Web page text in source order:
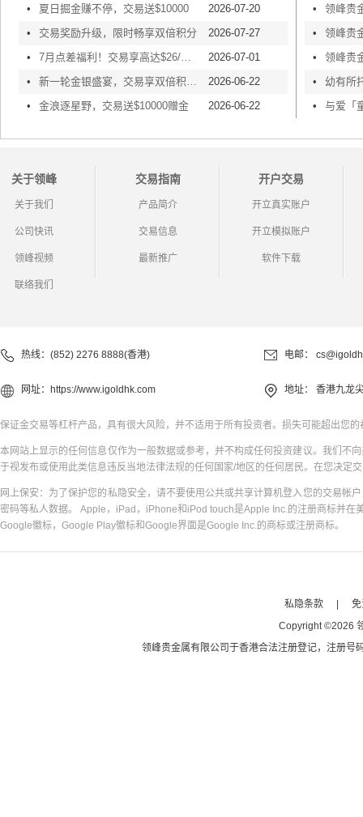
• 夏日掘金赚不停，交易送$10000
2026-07-20
•
交易奖励升级，限时畅享双倍积分
2026-07-27
•
7月点差福利！交易享高达$26/手回赠
2026-07-01
•
新一轮金银盛宴，交易享双倍积分！
2026-06-22
•
金浪逐星野，交易送$10000赠金 2026-06-22
•
•
•
•
•
关于领峰
关于我们
公司快讯
领峰视频
联络我们
交易指南
产品简介
交易信息
最新推广
开户交易
开立真实账户
开立模拟账户
软件下载
热线：(852) 2276 8888(香港) 电邮：
网址： https://www.igoldhk.com 地址： 香港九龙
保证金交易等杠杆产品，具有很大风险，并不适用于所有投资者。损失可能超出您
本网站上显示的任何信息仅作为一般数据或参考，并不构成任何投资建议。我们不
于视发布或使用此类信息违反当地法律法规的任何国家/地区的任何居民。在您决定
网上保安：为了保护您的私隐安全，请不要使用公共或共享计算机登入您的交易帐
密码等私人数据。 Apple，iPad，iPhone和iPod touch是Apple Inc.的注册商标并
Google徽标，Google Play徽标和Google界面是Google Inc.的商标或注册商标。
私隐条款 |
Copyright ©2026
领峰贵金属有限公司于香港合法注册登记，注册号